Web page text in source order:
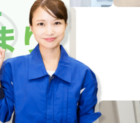
り
～